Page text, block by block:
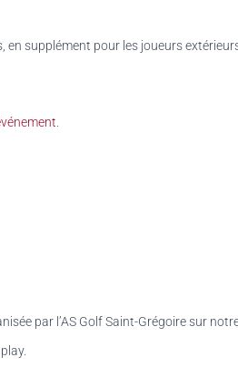
en supplément pour les joueurs
par l’AS Golf Saint-Grégoire sur